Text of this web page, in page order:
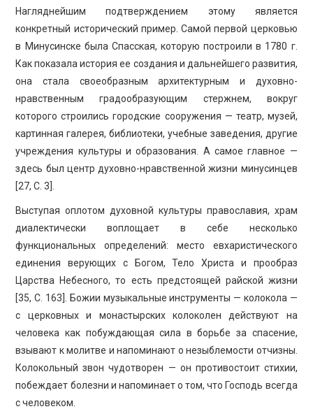
Нагляднейшим подтверждением этому является
конкретный исторический пример. Самой первой церковью
в Минусинске была Спасская, которую построили в 1780 г.
Как показала история ее создания и дальнейшего развития,
она стала своеобразным архитектурным и духовно-
нравственным градообразующим стержнем, вокруг
которого строились городские сооружения — театр, музей,
картинная галерея, библиотеки, учебные заведения, другие
учреждения культуры и образования. А самое главное —
здесь был центр духовно-нравственной жизни минусинцев
[27, С. 3].
Выступая оплотом духовной культуры православия, храм
диалектически воплощает в себе несколько
функциональных определений: место евхаристического
единения верующих с Богом, Тело Христа и прообраз
Царства Небесного, то есть предстоящей райской жизни
[35, С. 163]. Божии музыкальные инструменты — колокола —
с церковных и монастырских колоколен действуют на
человека как побуждающая сила в борьбе за спасение,
взывают к молитве и напоминают о незыблемости отчизны.
Колокольный звон чудотворен — он противостоит стихии,
побеждает болезни и напоминает о том, что Господь всегда
с человеком.